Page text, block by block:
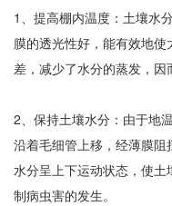
1、提高棚内温度：土壤水
膜的透光性好，能有效地
差，减少了水分的蒸发，因
2、保持土壤水分：由于地
沿着毛细管上移，经薄膜
水分呈上下运动状态，使
制病虫害的发生。